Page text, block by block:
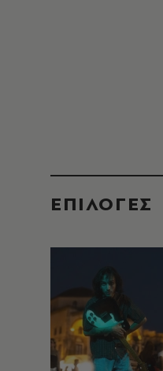
EΠΙΛΟΓΈΣ